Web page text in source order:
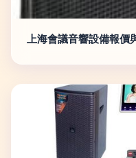
上海會議音響設備報價